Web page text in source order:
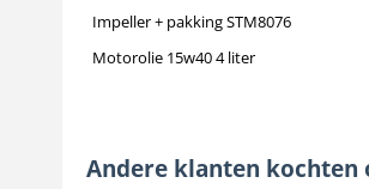
Impeller + pakking STM8076
Motorolie 15w40 4 liter
Andere klanten kochten